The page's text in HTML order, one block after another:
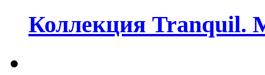
Коллекция Tranquil.